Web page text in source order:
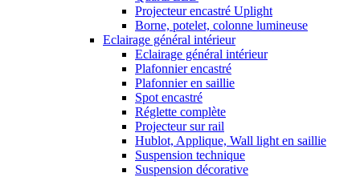
Projecteur encastré Uplight
Borne, potelet, colonne lumineuse
Eclairage général intérieur
Eclairage général intérieur
Plafonnier encastré
Plafonnier en saillie
Spot encastré
Réglette complète
Projecteur sur rail
Hublot, Applique, Wall light en saillie
Suspension technique
Suspension décorative